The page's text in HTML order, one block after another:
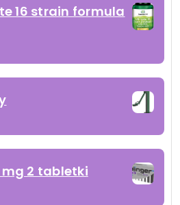
16 strain formula
mg 2 tabletki